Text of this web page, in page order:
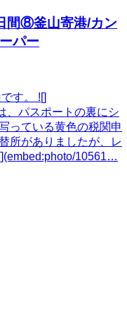
間⑧釜山寄港/カン
パー
す。 ![]
、パスポートの裏にシ
っている黄色の税関申
所がありましたが、レ
10561…